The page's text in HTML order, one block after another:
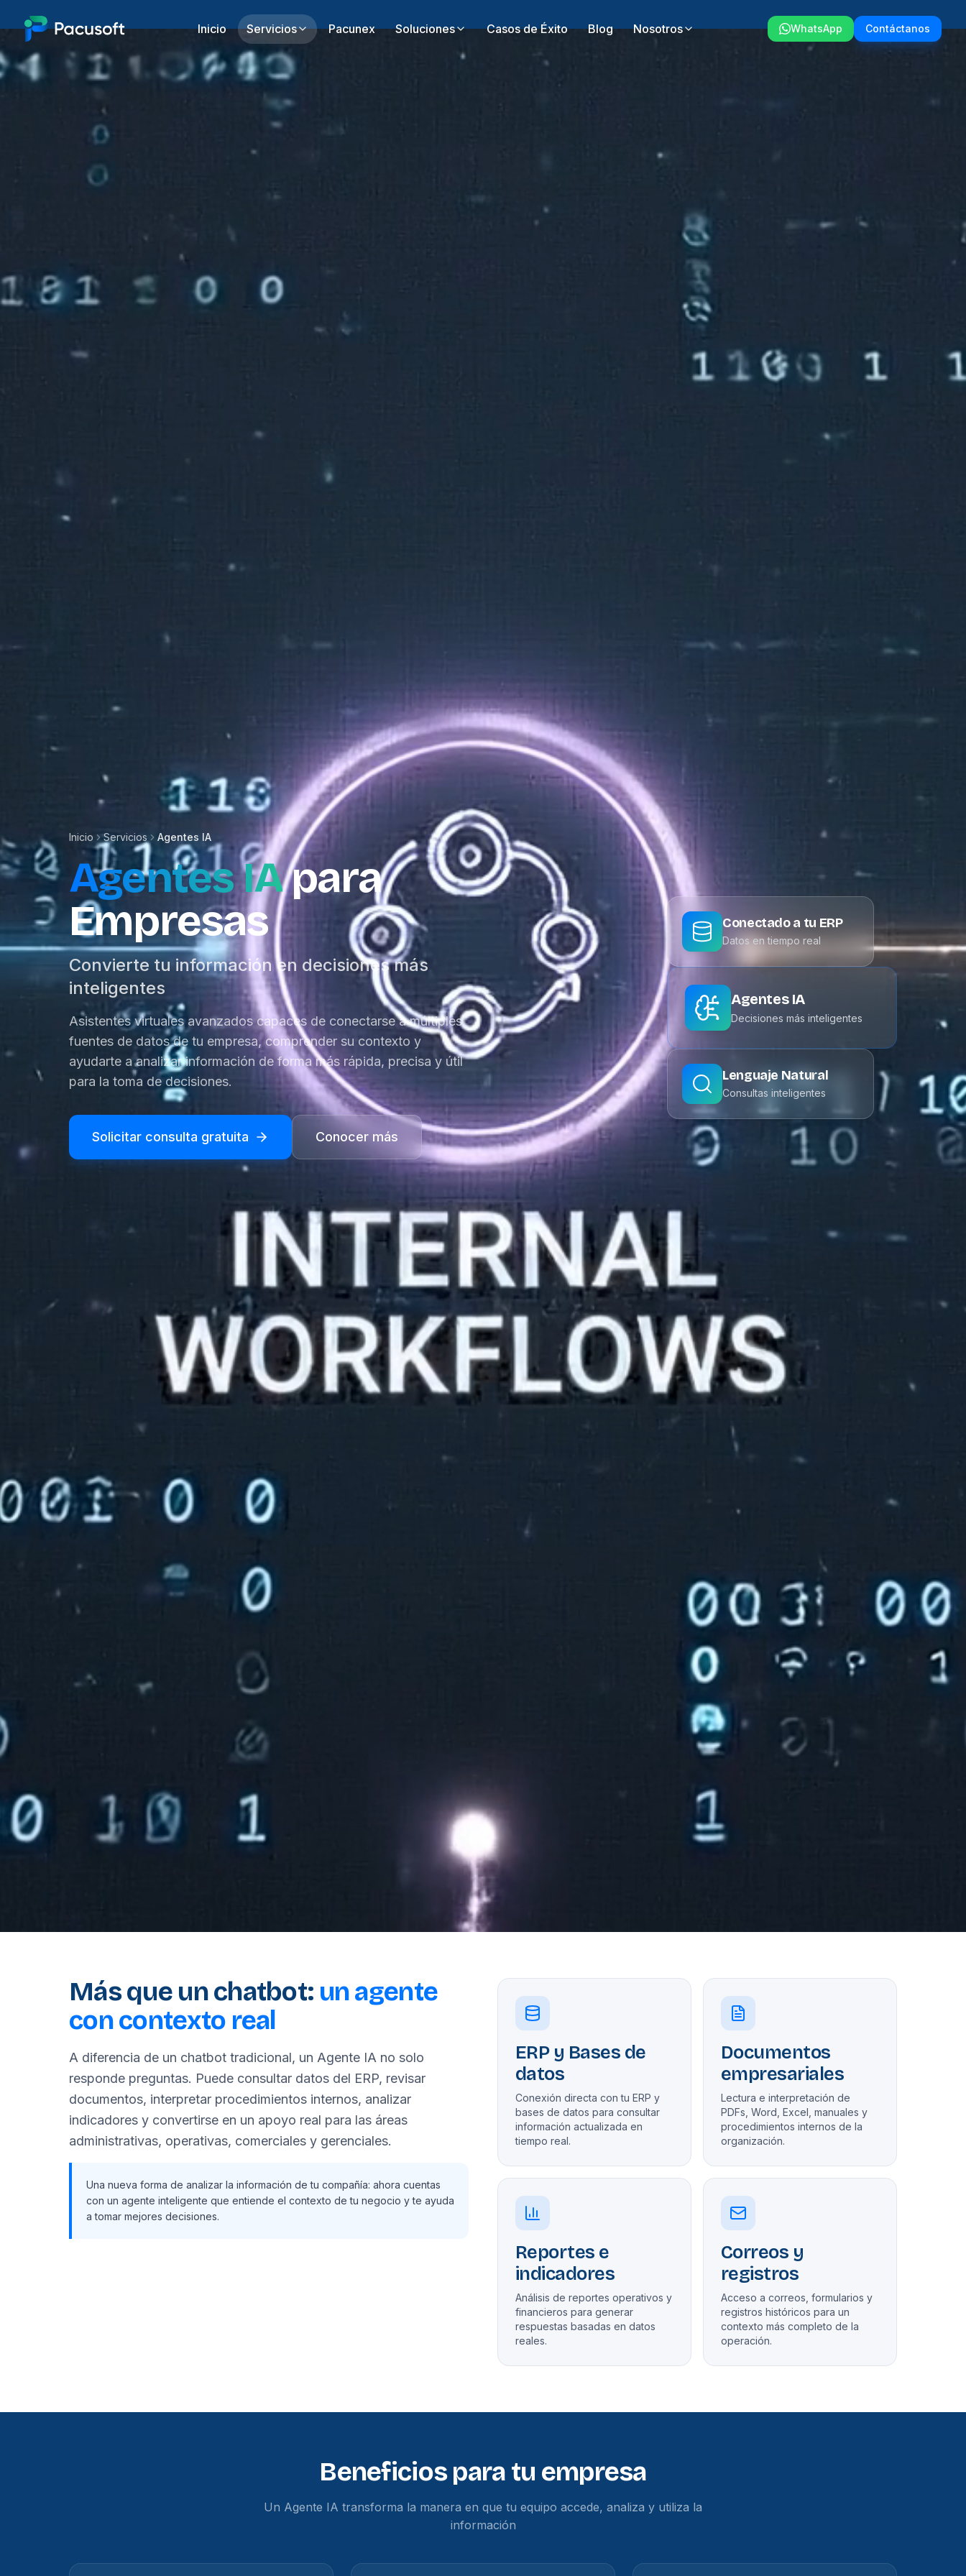
Inicio Servicios Pacunex Soluciones Casos de Éxito Blog Nosotros WhatsApp Contáctanos
Inicio Servicios Agentes IA
Agentes IApara
Empresas
Convierte tu información en decisiones más
inteligentes
Asistentes virtuales avanzados capaces de conectarse a múltiples
fuentes de datos de tu empresa, comprender su contexto y
ayudarte a analizar información de forma más rápida, precisa y útil
para la toma de decisiones.
Solicitar consulta gratuita Conocer más
Conectado a tu ERP
Datos en tiempo real
Agentes IA
Decisiones más inteligentes
Lenguaje Natural
Consultas inteligentes
Más que un chatbot: un agente
con contexto real
A diferencia de un chatbot tradicional, un Agente IA no solo
responde preguntas. Puede consultar datos del ERP, revisar
documentos, interpretar procedimientos internos, analizar
indicadores y convertirse en un apoyo real para las áreas
administrativas, operativas, comerciales y gerenciales.
Una nueva forma de analizar la información de tu compañía: ahora cuentas
con un agente inteligente que entiende el contexto de tu negocio y te ayuda
a tomar mejores decisiones.
ERP y Bases de
datos
Conexión directa con tu ERP y
bases de datos para consultar
información actualizada en
tiempo real.
Documentos
empresariales
Lectura e interpretación de
PDFs, Word, Excel, manuales y
procedimientos internos de la
organización.
Reportes e
indicadores
Análisis de reportes operativos y
financieros para generar
respuestas basadas en datos
reales.
Correos y
registros
Acceso a correos, formularios y
registros históricos para un
contexto más completo de la
operación.
Beneficios para tu empresa
Un Agente IA transforma la manera en que tu equipo accede, analiza y utiliza la
información